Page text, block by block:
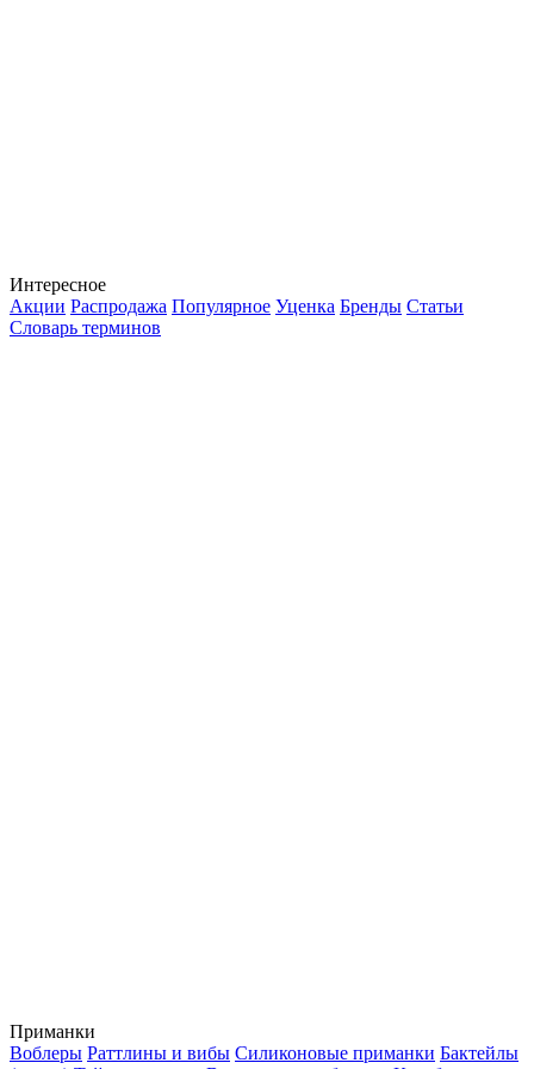
Интересное
Акции Распродажа Популярное Уценка Бренды Статьи
Словарь терминов
Приманки
Воблеры Раттлины и вибы Силиконовые приманки Бактейлы